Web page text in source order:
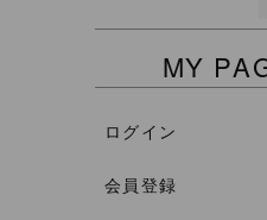
MY
ログイン
会員登録